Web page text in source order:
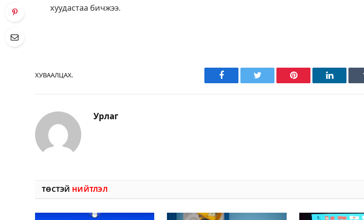
хуудастаа бичжээ.
ХУВААЛЦАХ.
Facebook Twitter Pinterest LinkedIn
Урлаг
ТӨСТЭЙ НИЙТЛЭЛ